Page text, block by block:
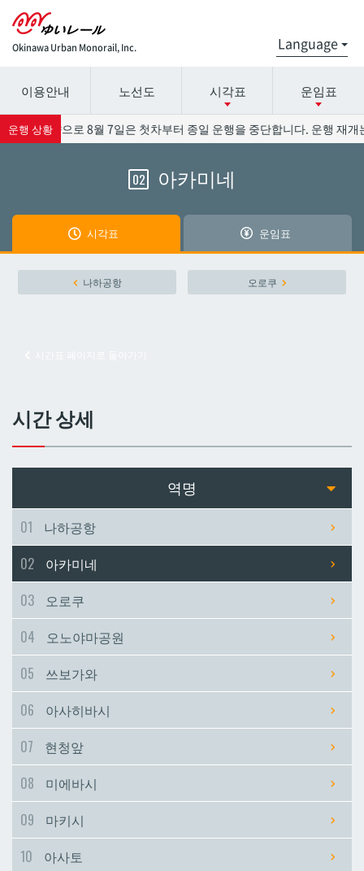
Okinawa Urban Monorail, Inc.
시간표 세부 정보의 방송국 이름을 선택하십시오.
나하공항
아사토
시립병원앞
요금표에 대한 자세한 내용은 역 이름을 선택하십시오.
나하공항
아사토
시립병원앞
이용안내 노선도 시각표 운임표
운행 상황
호의 영향으로 8월 7일은 첫차부터 종일 운행을 중단합니다. 운행 재개
02 아카미네
시각표 운임표
나하공항 오로쿠
시간 상세
역명
01
나하공항
02
아카미네
03
오로쿠
04
오노야마공원
05
쓰보가와
06
아사히바시
07
현청앞
08
미에바시
09
마키시
10
아사토